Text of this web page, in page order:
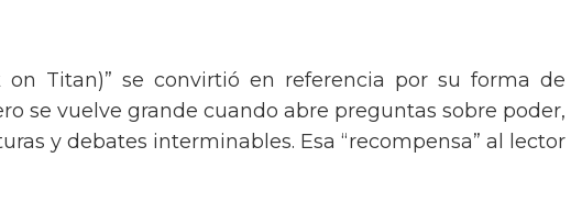
Titan)” se convirtió en referencia por su forma de
se vuelve grande cuando abre preguntas sobre poder,
y debates interminables. Esa “recompensa” al lector